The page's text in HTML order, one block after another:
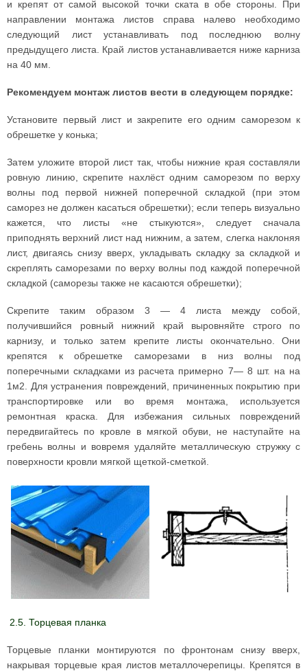
и крепят от самой высокой точки ската в обе стороны. При
направлении монтажа листов справа налево необходимо
следующий лист устанавливать под последнюю волну
предыдущего листа. Край листов устанавливается ниже карниза
на 40 мм.
Рекомендуем монтаж листов вести в следующем порядке:
Установите первый лист и закрепите его одним саморезом к
обрешетке у конька;
Затем уложите второй лист так, чтобы нижние края составляли
ровную линию, скрепите нахлёст одним саморезом по верху
волны под первой нижней поперечной складкой (при этом
саморез не должен касаться обрешетки); если теперь визуально
кажется, что листы «не стыкуются», следует сначала
приподнять верхний лист над нижним, а затем, слегка наклоняя
лист, двигаясь снизу вверх, укладывать складку за складкой и
скреплять саморезами по верху волны под каждой поперечной
складкой (саморезы также не касаются обрешетки);
Скрепите таким образом 3 — 4 листа между собой,
получившийся ровный нижний край выровняйте строго по
карнизу, и только затем крепите листы окончательно. Они
крепятся к обрешетке саморезами в низ волны под
поперечными складками из расчета примерно 7— 8 шт. на на
1м2. Для устранения повреждений, причиненных покрытию при
транспортировке или во время монтажа, используется
ремонтная краска. Для избежания сильных повреждений
передвигайтесь по кровле в мягкой обуви, не наступайте на
гребень волны и вовремя удаляйте металлическую стружку с
поверхности кровли мягкой щеткой-сметкой.
2.5. Торцевая планка
Торцевые планки монтируются по фронтонам снизу вверх,
накрывая торцевые края листов металлочерепицы. Крепятся в